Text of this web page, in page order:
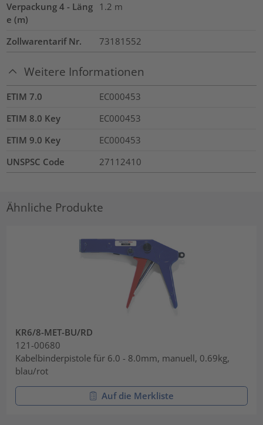
Verpackung 4 - Läng
e (m)
1.2 m
Zollwarentarif Nr. 73181552
Weitere Informationen
ETIM 7.0
EC000453
ETIM 8.0 Key
EC000453
ETIM 9.0 Key
EC000453
UNSPSC Code
27112410
Ähnliche Produkte
KR6/8-MET-BU/RD
121-00680
Kabelbinderpistole für 6.0 - 8.0mm, manuell, 0.69kg,
blau/rot
Auf die Merkliste